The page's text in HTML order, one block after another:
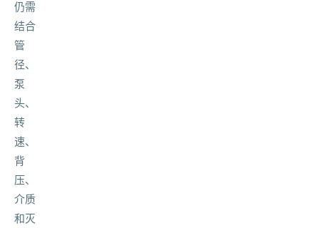
仍需
结合
管
径、
泵
头、
转
速、
背
压、
介质
和灭